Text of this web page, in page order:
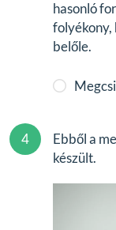
hasonló
folyékony,
belőle.
4
Ebből a
készült.